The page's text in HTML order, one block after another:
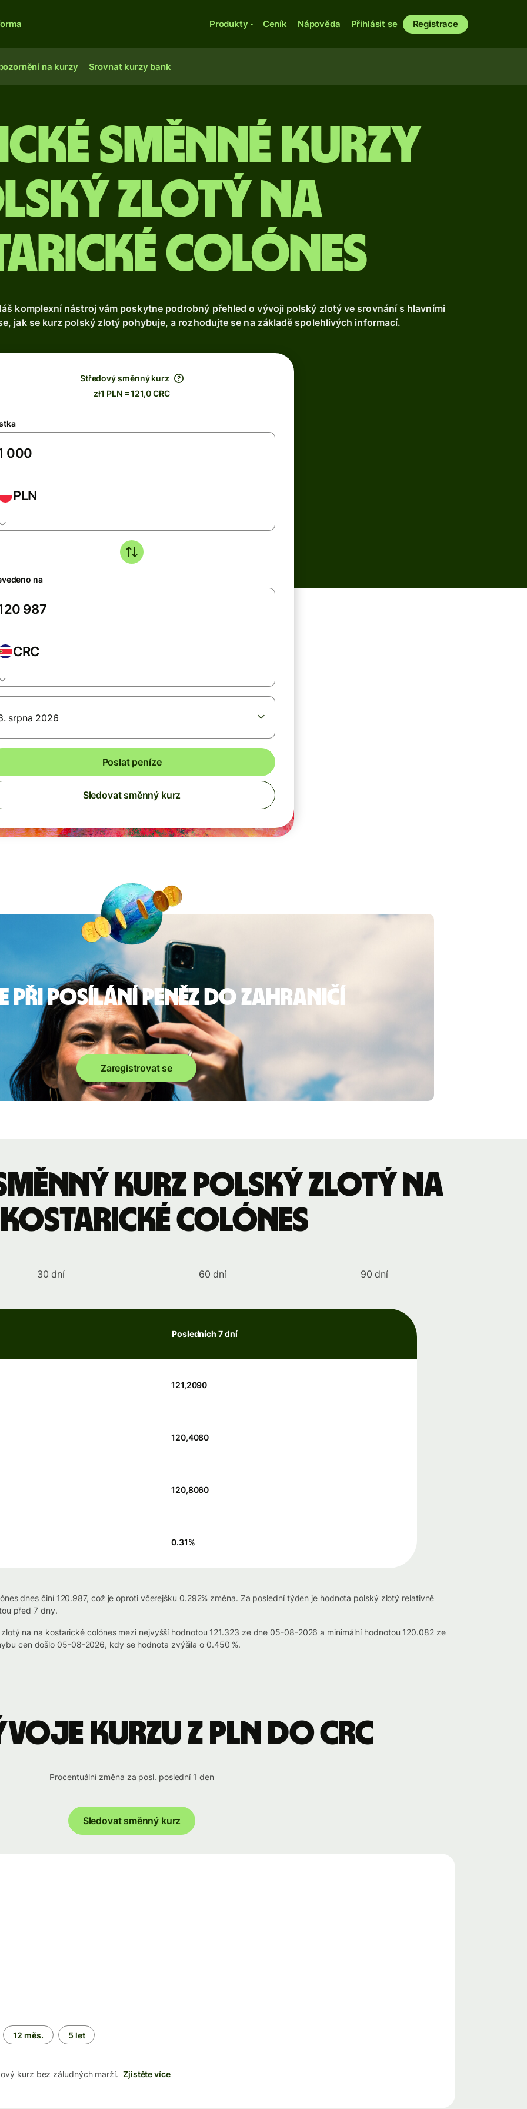
Produkty Ceník Nápověda Přihlásit se Registrace
na kurzy Srovnat kurzy bank
směnné kurzy
zlotý na
colónes
komplexní nástroj vám poskytne podrobný přehled o vývoji polský zlotý ve srovnání s hlavními
jak se kurz polský zlotý pohybuje, a rozhodujte se na základě spolehlivých informací.
Středový směnný kurz
zł1 PLN = 121,0 CRC
PLN
na
CRC
srpna 2026
Poslat peníze
Sledovat směnný kurz
při posílání peněz do zahraničí
Zaregistrovat se
kurz polský zlotý na
colónes
30 dní 60 dní 90 dní
Posledních 7 dní
121,2090
120,4080
120,8060
0.31%
dnes činí 120.987, což je oproti včerejšku 0.292% změna. Za poslední týden je hodnota polský zlotý relativně
před 7 dny.
na na kostarické colónes mezi nejvyšší hodnotou 121.323 ze dne 05-08-2026 a minimální hodnotou 120.082 ze
cen došlo 05-08-2026, kdy se hodnota zvýšila o 0.450 %.
kurzu z PLN do CRC
Procentuální změna za posl. poslední 1 den
Sledovat směnný kurz
12 měs. 5 let
kurz bez záludných marží. Zjistěte více